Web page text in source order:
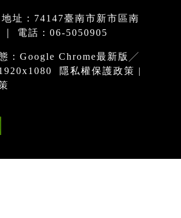
址：74147臺南市新市區南
電話：06-5050905
：Google Chrome最新版╱
隱私權保護政策 |